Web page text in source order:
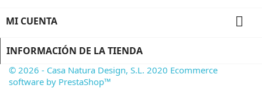
MI CUENTA 
INFORMACIÓN DE LA TIENDA
© 2026 - Casa Natura Design, S.L. 2020 Ecommerce
software by PrestaShop™